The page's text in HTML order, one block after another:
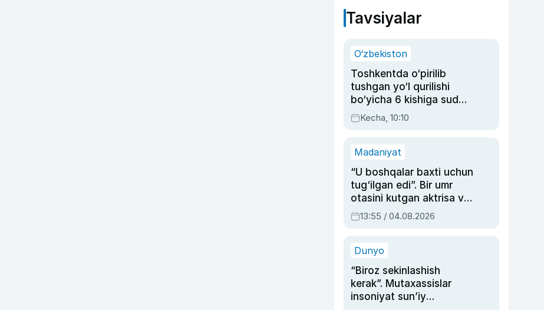
Tavsiyalar
O‘zbekiston
Toshkentda o‘pirilib
tushgan yo‘l qurilishi
bo‘yicha 6 kishiga sud
hukmi o‘qildi
Kecha, 10:10
Madaniyat
“U boshqalar baxti uchun
tug‘ilgan edi”. Bir umr
otasini kutgan aktrisa va
dublyaj ustasi Rimma
Ahmedovaning
13:55 / 04.08.2026
Dunyo
“Biroz sekinlashish
kerak”. Mutaxassislar
insoniyat sun’iy